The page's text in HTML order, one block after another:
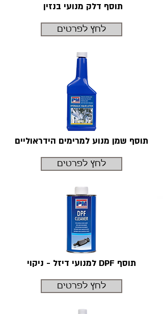
תוסף דלק מנועי בנזין
לחץ לפרטים
תוסף שמן מנוע למרימים הידראוליים
לחץ לפרטים
למנועי דיזל - ניקוי DPF תוסף
לחץ לפרטים